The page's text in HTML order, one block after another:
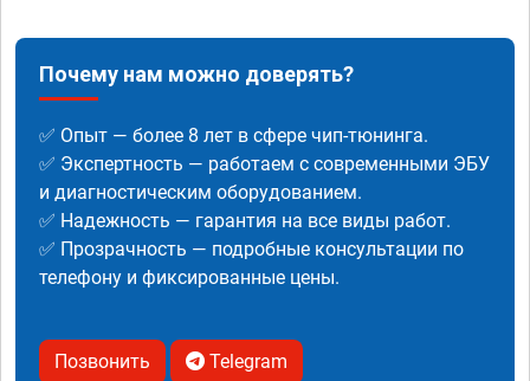
Почему нам можно доверять?
✅ Опыт — более 8 лет в сфере чип-тюнинга.
✅ Экспертность — работаем с современными ЭБУ
и диагностическим оборудованием.
✅ Надежность — гарантия на все виды работ.
✅ Прозрачность — подробные консультации по
телефону и фиксированные цены.
Позвонить Telegram